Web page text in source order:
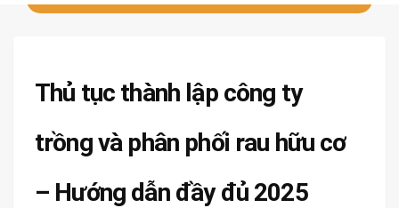
Thủ tục thành lập công ty
trồng và phân phối rau hữu cơ
– Hướng dẫn đầy đủ 2025